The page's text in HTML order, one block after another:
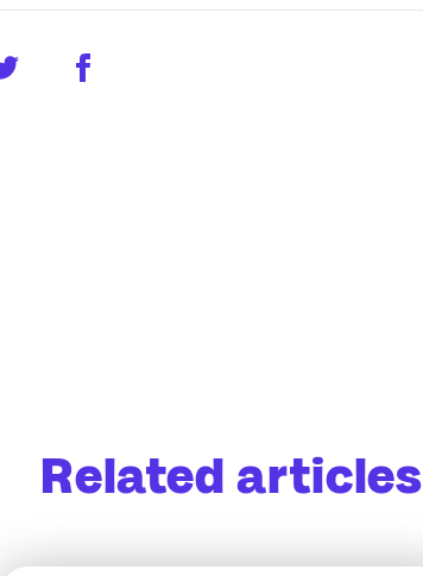
Related articles